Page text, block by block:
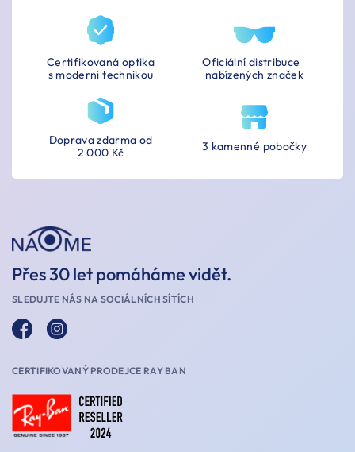
Certifikovaná optika
s moderní technikou
Oficiální distribuce
nabízených značek
3 kamenné pobočky
Doprava zdarma od
2 000 Kč
Přes 30 let pomáháme vidět.
SLEDUJTE NÁS NA SOCIÁLNÍCH SÍTÍCH
CERTIFIKOVANÝ PRODEJCE RAY BAN